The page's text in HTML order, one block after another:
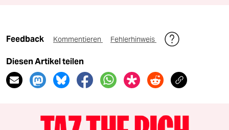
Feedback Kommentieren Fehlerhinweis
Diesen Artikel teilen